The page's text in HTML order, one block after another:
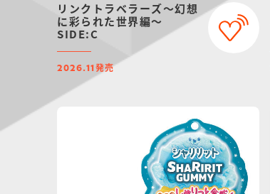
リンクトラベラーズ～幻想
に彩られた世界編～
SIDE:C
2026.11 発売